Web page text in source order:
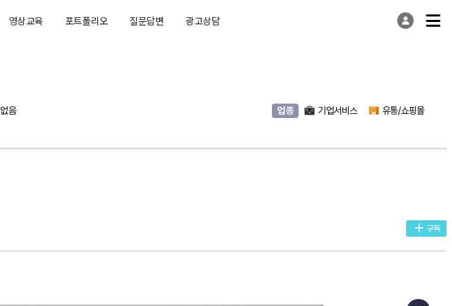
영상교육 포트폴리오 질문답변 광고상담
없음 업종 기업서비스 유통/쇼핑몰
구독